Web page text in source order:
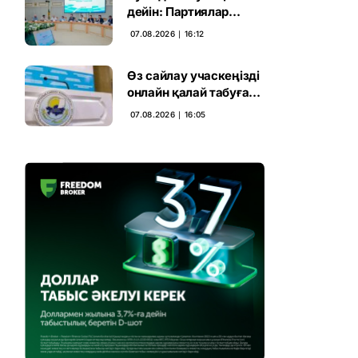
дейін: Партиялар
сайлаушымен бетпе-
07.08.2026 ∣ 16:12
Өз сайлау учаскеңізді
онлайн қалай табуға
болады
07.08.2026 ∣ 16:05